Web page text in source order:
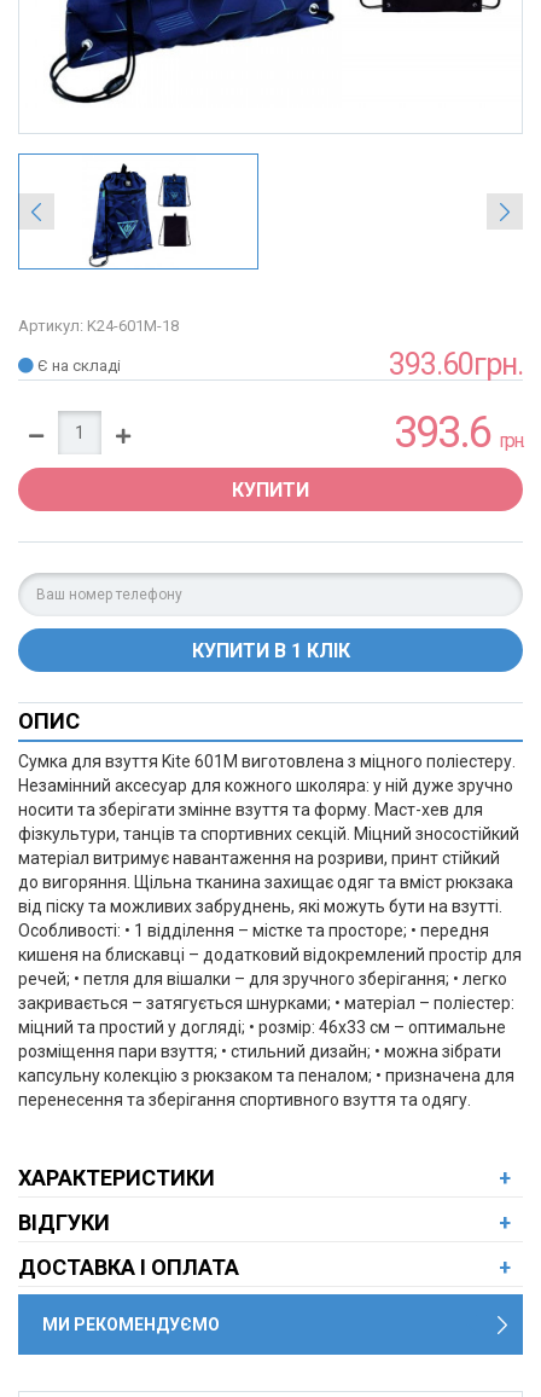
Артикул: K24-601M-18
Є на складі 393.60грн.
393.6 грн.
КУПИТИ
ОПИС
Сумка для взуття Kite 601M виготовлена з міцного поліестеру.
Незамінний аксесуар для кожного школяра: у ній дуже зручно
носити та зберігати змінне взуття та форму. Маст-хев для
фізкультури, танців та спортивних секцій. Міцний зносостійкий
матеріал витримує навантаження на розриви, принт стійкий
до вигоряння. Щільна тканина захищає одяг та вміст рюкзака
від піску та можливих забруднень, які можуть бути на взутті.
Особливості: • 1 відділення – містке та просторе; • передня
кишеня на блискавці – додатковий відокремлений простір для
речей; • петля для вішалки – для зручного зберігання; • легко
закривається – затягується шнурками; • матеріал – поліестер:
міцний та простий у догляді; • розмір: 46x33 см – оптимальне
розміщення пари взуття; • стильний дизайн; • можна зібрати
капсульну колекцію з рюкзаком та пеналом; • призначена для
перенесення та зберігання спортивного взуття та одягу.
ХАРАКТЕРИСТИКИ
+
ВІДГУКИ
+
ДОСТАВКА І ОПЛАТА
+
МИ РЕКОМЕНДУЄМО